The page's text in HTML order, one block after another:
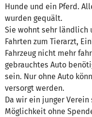
Hunde und ein Pferd.
wurden gequält.
Sie wohnt sehr ländlich
Fahrten zum Tierarzt,
Fahrzeug nicht mehr
gebrauchtes Auto
sein. Nur ohne Auto
versorgt werden.
Da wir ein junger
Möglichkeit ohne